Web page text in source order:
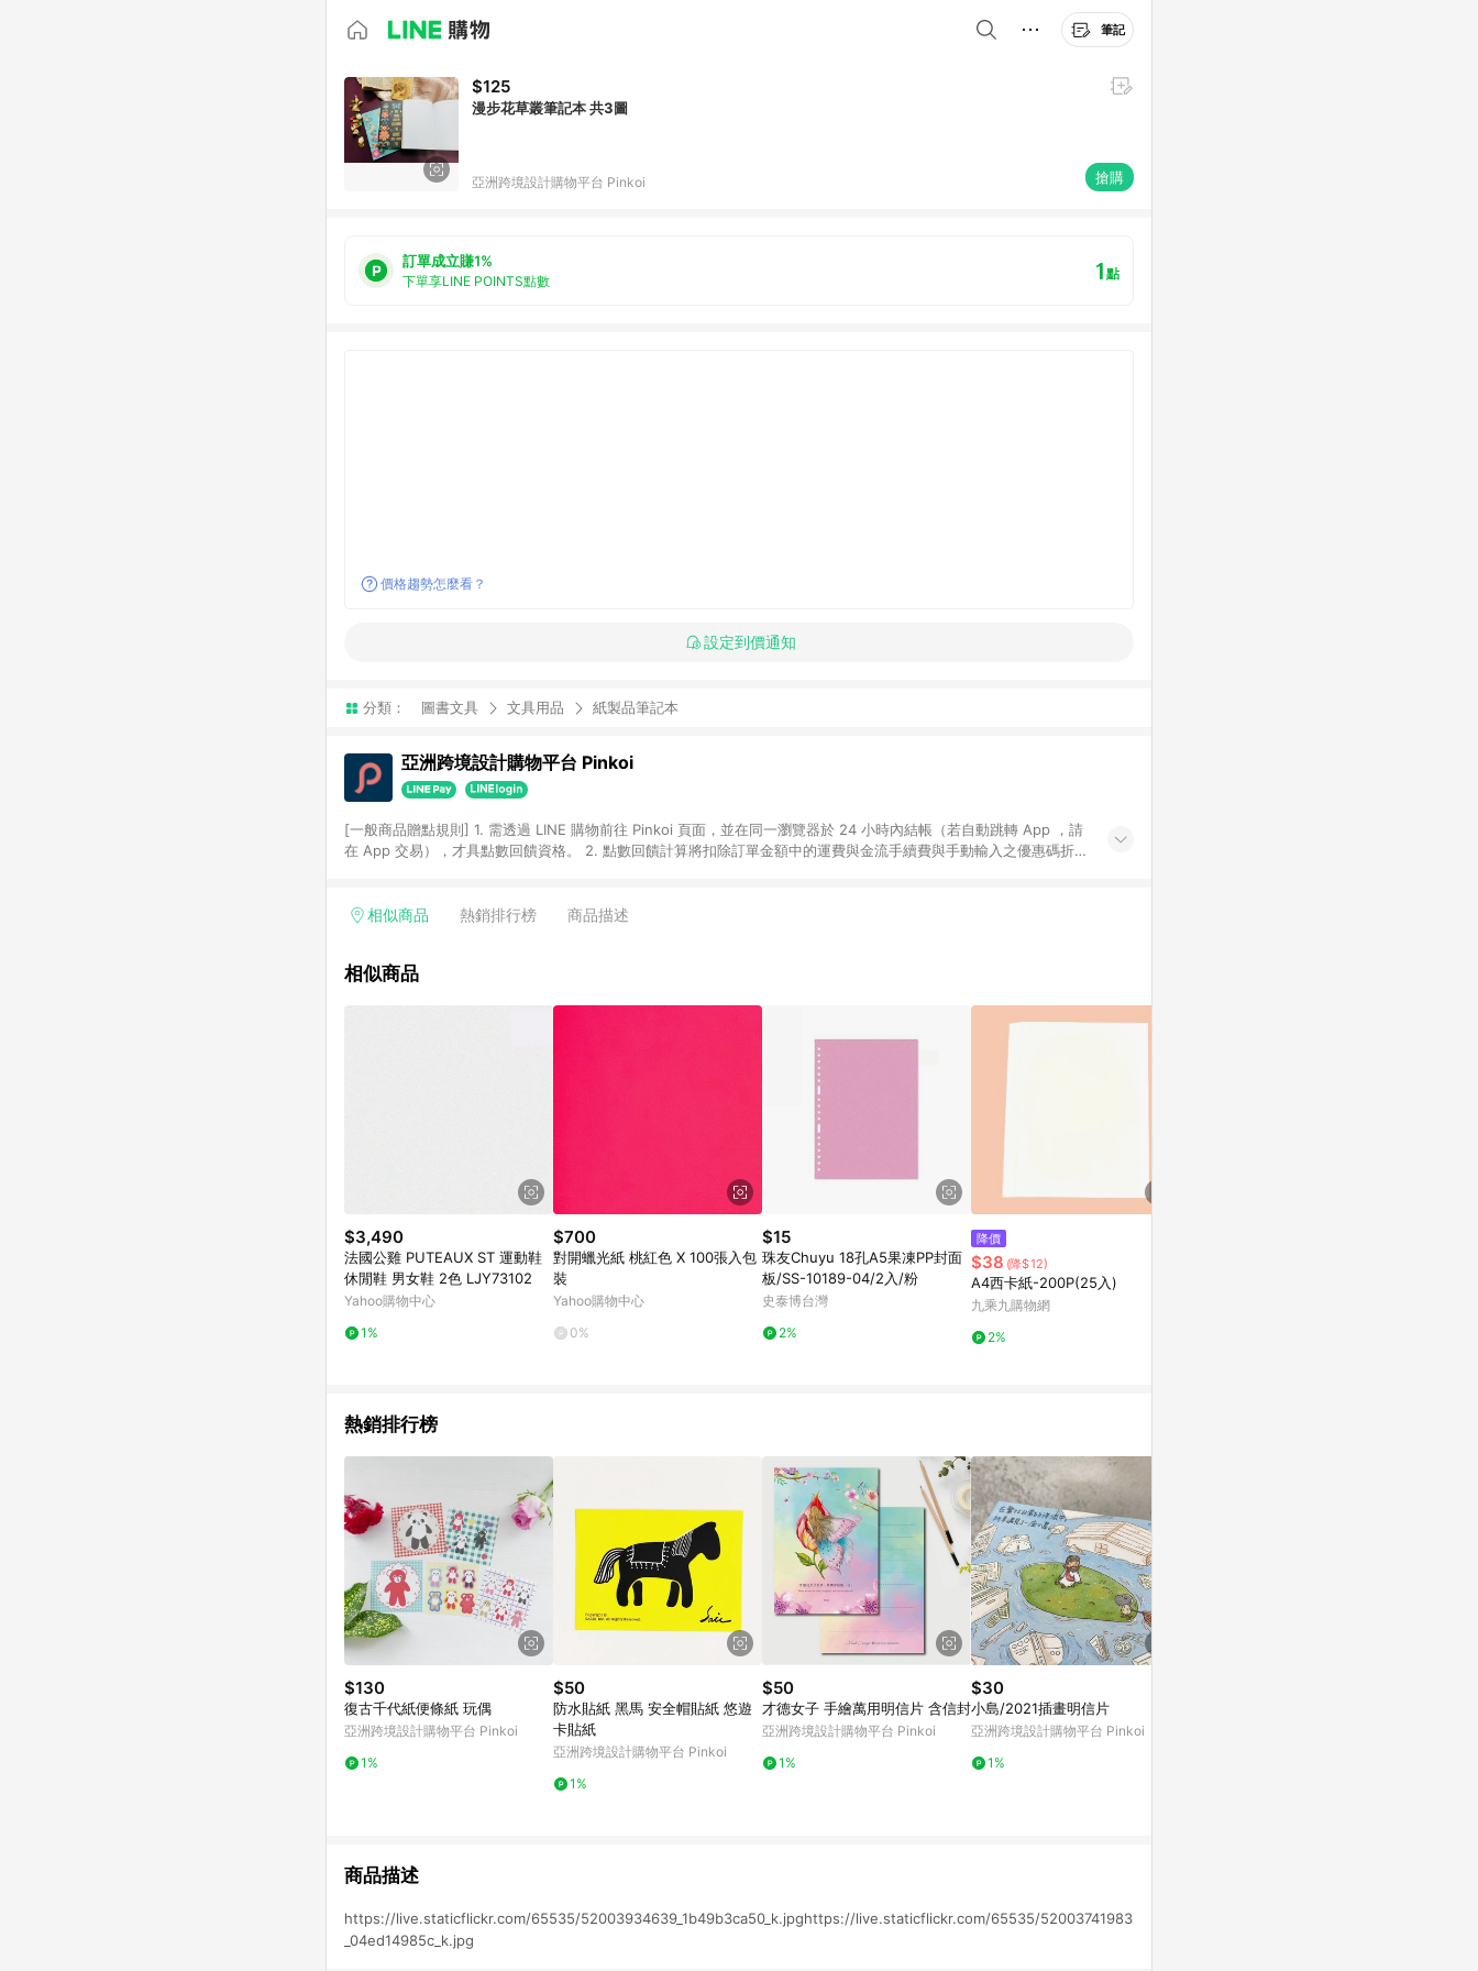
筆記
$125
漫步花草叢筆記本 共3圖
亞洲跨境設計購物平台 Pinkoi 搶購
訂單成立賺1%
下單享LINE POINTS點數 1點
價格趨勢怎麼看？
設定到價通知
分類： 圖書文具 文具用品 紙製品筆記本
亞洲跨境設計購物平台 Pinkoi
[一般商品贈點規則] 1. 需透過 LINE 購物前往 Pinkoi 頁面，並在同一瀏覽器於 24 小時內結帳（若自動跳轉 App ，請
在 App 交易），才具點數回饋資格。 2. 點數回饋計算將扣除訂單金額中的運費與金流手續費與手動輸入之優惠碼折
格，部分退款不在此限。 6. APP 請更新至Android v4.6.0 / iOS v4.1.5 以上才具贈點資格。 7. 點數將於出貨後 45 天
使用規則請以點數紅包活動說明為準。 11. 若於 LINE 購物前往 Pinkoi 頁面後才首次下載 Pinkoi APP 並完成訂單，不
相似商品 熱銷排行榜 商品描述
相似商品
$3,490
法國公雞 PUTEAUX ST 運動鞋
休閒鞋 男女鞋 2色 LJY73102
Yahoo購物中心
1%
$700
對開蠟光紙 桃紅色 X 100張入包
裝
Yahoo購物中心
0%
$15
珠友Chuyu 18孔A5果凍PP封面
板/SS-10189-04/2入/粉
史泰博台灣
2%
降價
$38 (降$12)
A4西卡紙-200P(25入)
九乘九購物網
2%
熱銷排行榜
$130
復古千代紙便條紙 玩偶
亞洲跨境設計購物平台 Pinkoi
1%
$50
防水貼紙 黑馬 安全帽貼紙 悠遊
卡貼紙
亞洲跨境設計購物平台 Pinkoi
1%
$50
才德女子 手繪萬用明信片 含信封
亞洲跨境設計購物平台 Pinkoi
1%
$30
小島/2021插畫明信片
亞洲跨境設計購物平台 Pinkoi
1%
商品描述
https://live.staticflickr.com/65535/52003934639_1b49b3ca50_k.jpghttps://live.staticflickr.com/65535/52003741983
_04ed14985c_k.jpg